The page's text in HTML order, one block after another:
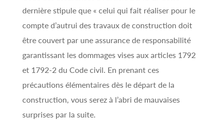
dernière stipule que « celui qui fait réaliser pour le
compte d’autrui des travaux de construction doit
être couvert par une assurance de responsabilité
garantissant les dommages vises aux articles 1792
et 1792-2 du Code civil. En prenant ces
précautions élémentaires dès le départ de la
construction, vous serez à l’abri de mauvaises
surprises par la suite.